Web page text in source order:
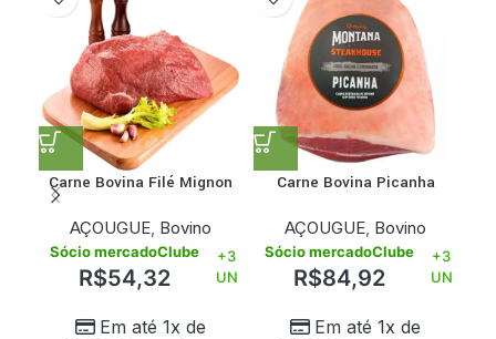
Carne Bovina Filé Mignon
AÇOUGUE, Bovino
Sócio mercadoClube
R$54,32
+3
UN
Em até 1x de
Carne Bovina Picanha
AÇOUGUE, Bovino
Sócio mercadoClube
R$84,92
+3
UN
Em até 1x de